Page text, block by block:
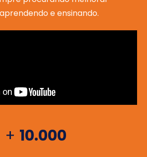
e ensinando.
+ 10.000